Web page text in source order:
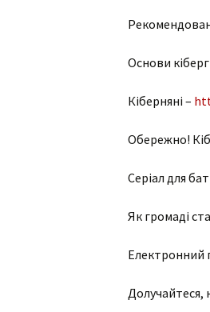
Основи
Кіберняні –
Обережно!
Серіал для
Як громаді
Електронний
Долучайтеся,